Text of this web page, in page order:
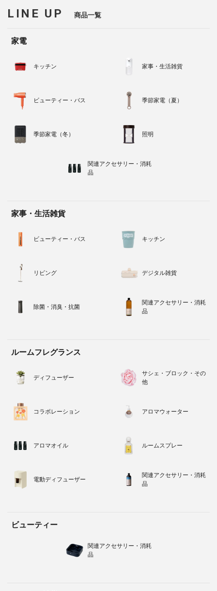
LINE UP 商品一覧
家電
キッチン 家事・生活雑貨
ビューティー・バス 季節家電（夏）
季節家電（冬） 照明
関連アクセサリー・消耗
品
家事・生活雑貨
ビューティー・バス キッチン
リビング デジタル雑貨
除菌・消臭・抗菌
関連アクセサリー・消耗
品
ルームフレグランス
ディフューザー
サシェ・ブロック・その
他
コラボレーション アロマウォーター
アロマオイル ルームスプレー
電動ディフューザー
関連アクセサリー・消耗
品
ビューティー
関連アクセサリー・消耗
品